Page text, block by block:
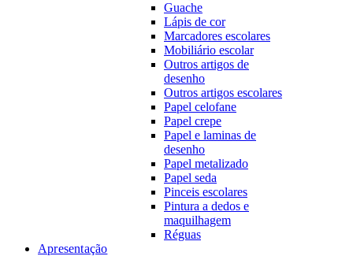
Guache
Lápis de cor
Marcadores escolares
Mobiliário escolar
Outros artigos de
desenho
Outros artigos escolares
Papel celofane
Papel crepe
Papel e laminas de
desenho
Papel metalizado
Papel seda
Pinceis escolares
Pintura a dedos e
maquilhagem
Réguas
Apresentação